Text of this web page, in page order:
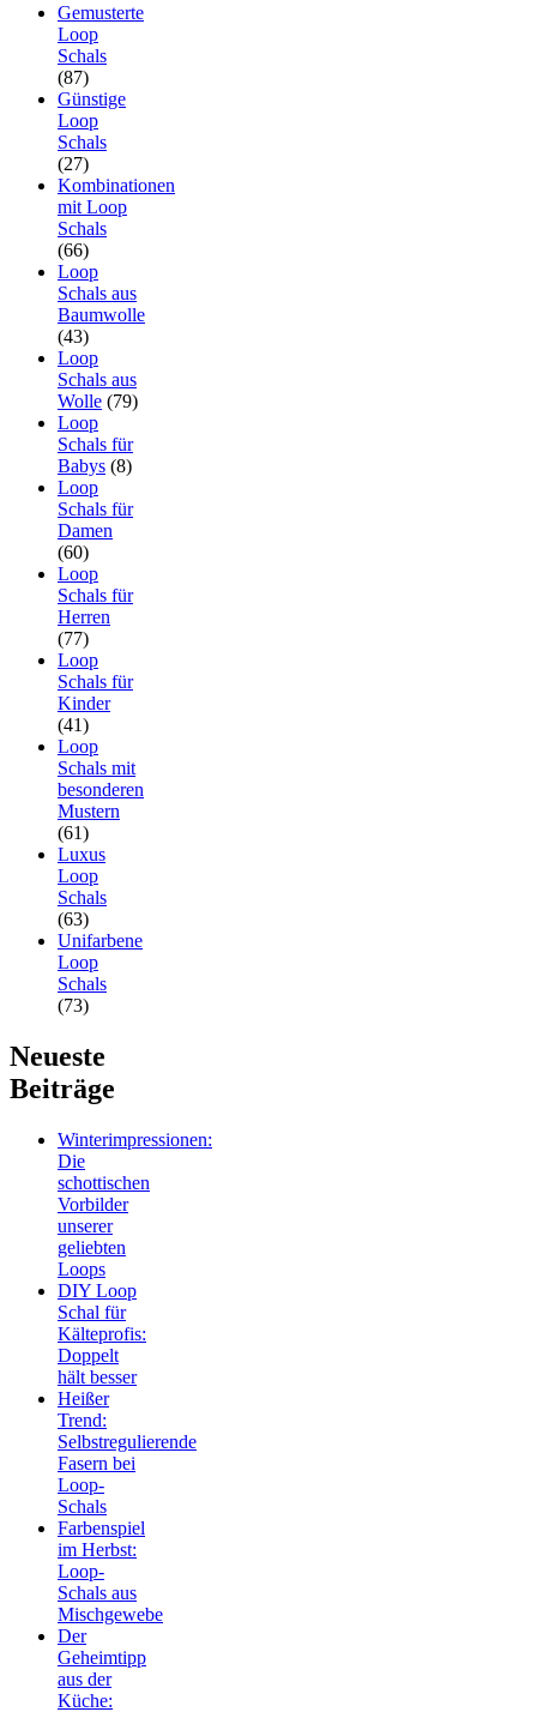
Gemusterte
Loop
Schals
(87)
Günstige
Loop
Schals
(27)
Kombinationen
mit Loop
Schals
(66)
Loop
Schals aus
Baumwolle
(43)
Loop
Schals aus
Wolle (79)
Loop
Schals für
Babys (8)
Loop
Schals für
Damen
(60)
Loop
Schals für
Herren
(77)
Loop
Schals für
Kinder
(41)
Loop
Schals mit
besonderen
Mustern
(61)
Luxus
Loop
Schals
(63)
Unifarbene
Loop
Schals
(73)
Neueste
Beiträge
Winterimpressionen:
Die
schottischen
Vorbilder
unserer
geliebten
Loops
DIY Loop
Schal für
Kälteprofis:
Doppelt
hält besser
Heißer
Trend:
Selbstregulierende
Fasern bei
Loop-
Schals
Farbenspiel
im Herbst:
Loop-
Schals aus
Mischgewebe
Der
Geheimtipp
aus der
Küche: